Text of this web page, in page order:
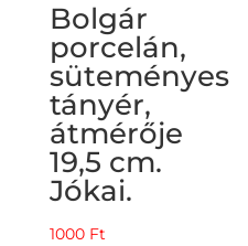
Bolgár
porcelán,
süteményes
tányér,
átmérője
19,5 cm.
Jókai.
1000 Ft